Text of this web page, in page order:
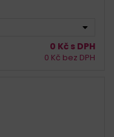
0 Kč s DPH
0 Kč bez DPH